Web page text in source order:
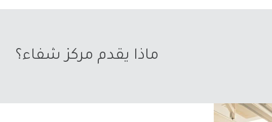
ماذا يقدم مركز شفاء؟